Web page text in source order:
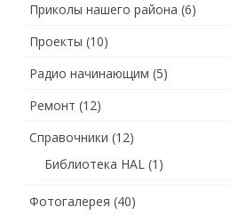
Приколы нашего района (6)
Проекты (10)
Радио начинающим (5)
Ремонт (12)
Справочники (12)
Библиотека HAL (1)
Фотогалерея (40)